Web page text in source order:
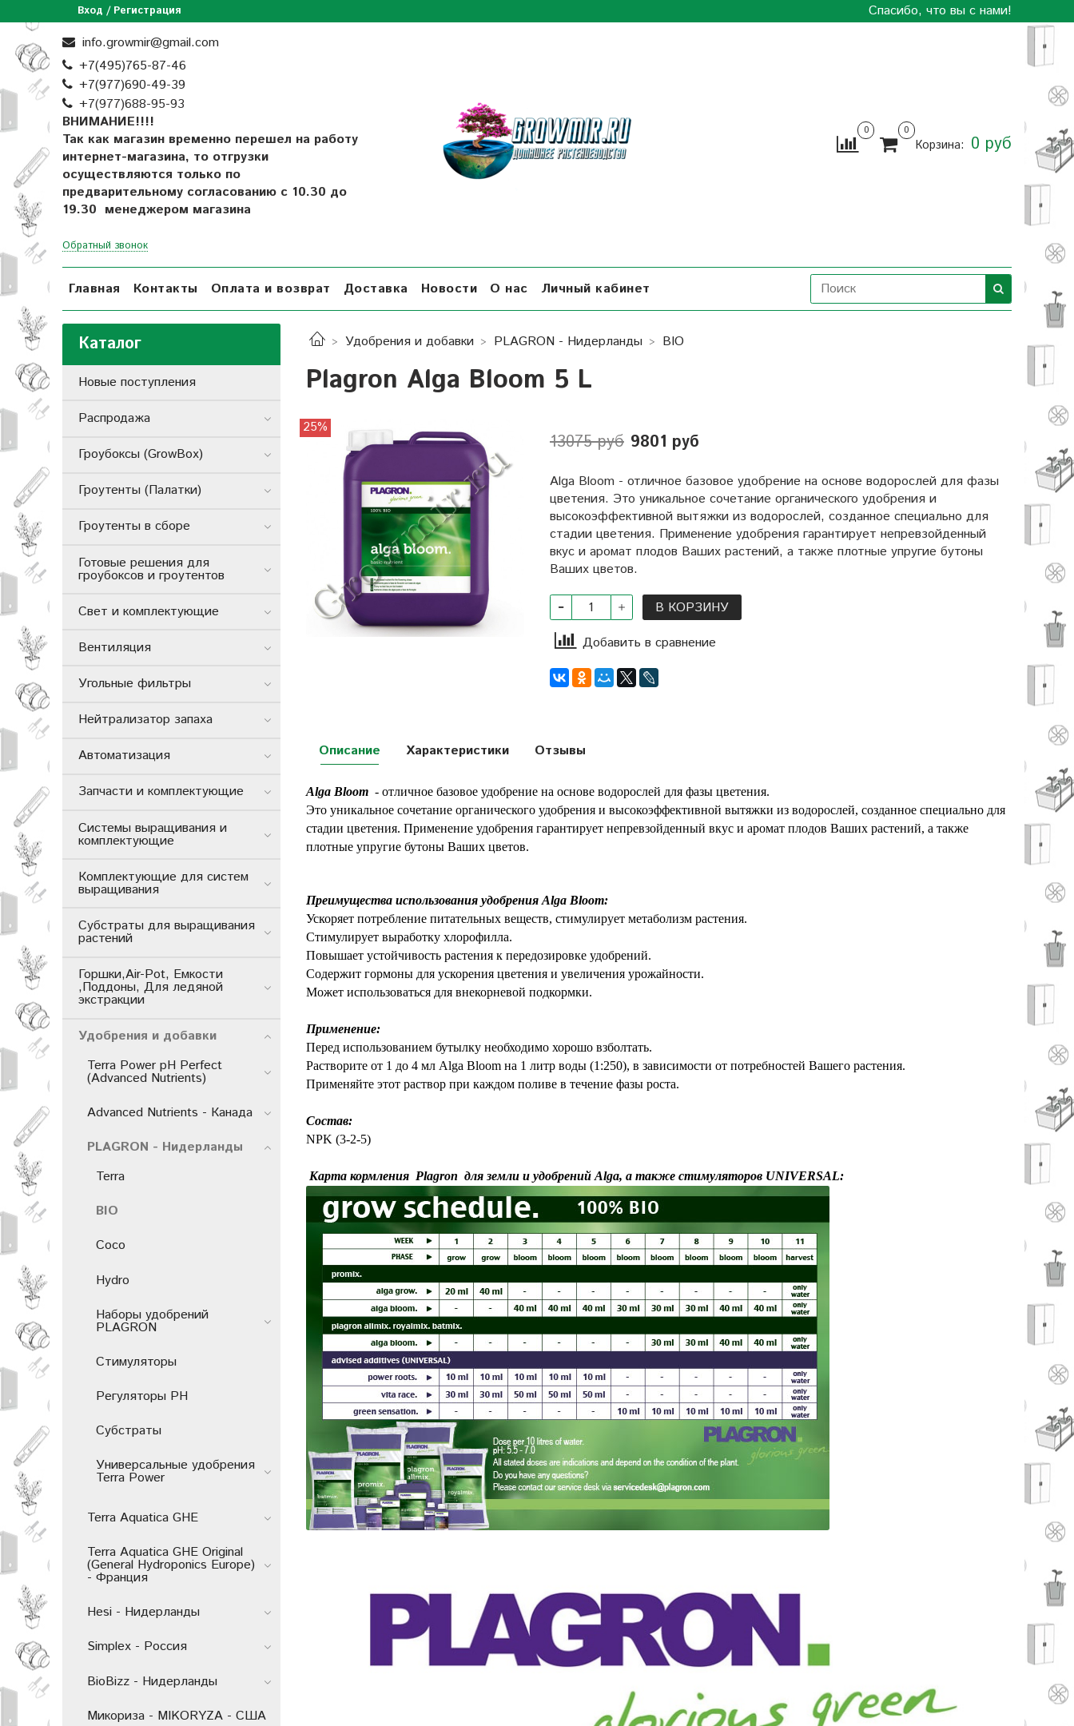
Вход / Регистрация
Спасибо, что вы с нами!
info.growmir@gmail.com
+7(495)765-87-46
+7(977)690-49-39
+7(977)688-95-93
ВНИМАНИЕ!!!!
Так как магазин временно перешел на работу
интернет-магазина, то отгрузки
осуществляются только по
предварительному согласованию с 10.30 до
19.30 менеджером магазина
Обратный звонок
0 0
Корзина: 0 руб
Главная Контакты Оплата и возврат Доставка Новости О нас Личный кабинет
Удобрения и добавки PLAGRON - Нидерланды BIO
Plagron Alga Bloom 5 L
25%
13075 руб 9801 руб
Alga Bloom - отличное базовое удобрение на основе водорослей для фазы
цветения. Это уникальное сочетание органического удобрения и
высокоэффективной вытяжки из водорослей, созданное специально для
стадии цветения. Применение удобрения гарантирует непревзойденный
вкус и аромат плодов Ваших растений, а также плотные упругие бутоны
Ваших цветов.
В КОРЗИНУ
Добавить в сравнение
Описание
Alga Bloom - отличное базовое удобрение на основе водорослей для фазы цветения.
Это уникальное сочетание органического удобрения и высокоэффективной вытяжки из водорослей, созданное специально для
стадии цветения. Применение удобрения гарантирует непревзойденный вкус и аромат плодов Ваших растений, а также
плотные упругие бутоны Ваших цветов.
Преимущества использования удобрения Alga Bloom:
Ускоряет потребление питательных веществ, стимулирует метаболизм растения.
Стимулирует выработку хлорофилла.
Повышает устойчивость растения к передозировке удобрений.
Содержит гормоны для ускорения цветения и увеличения урожайности.
Может использоваться для внекорневой подкормки.
Применение:
Перед использованием бутылку необходимо хорошо взболтать.
Растворите от 1 до 4 мл Alga Bloom на 1 литр воды (1:250), в зависимости от потребностей Вашего растения.
Применяйте этот раствор при каждом поливе в течение фазы роста.
Состав:
NPK (3-2-5)
Карта кормления Plagron для земли и удобрений Alga, а также стимуляторов UNIVERSAL:
Характеристики Отзывы
Каталог
Новые поступления
Распродажа
Гроубоксы (GrowBox)
Гроутенты (Палатки)
Гроутенты в сборе
Готовые решения для
гроубоксов и гроутентов
Свет и комплектующие
Вентиляция
Угольные фильтры
Нейтрализатор запаха
Автоматизация
Запчасти и комплектующие
Системы выращивания и
комплектующие
Комплектующие для систем
выращивания
Субстраты для выращивания
растений
Горшки,Air-Pot, Емкости
,Поддоны, Для ледяной
экстракции
Удобрения и добавки
Terra Power pH Perfect
(Advanced Nutrients)
Advanced Nutrients - Канада
PLAGRON - Нидерланды
Terra
BIO
Coco
Hydro
Наборы удобрений
PLAGRON
Стимуляторы
Регуляторы PH
Субстраты
Универсальные удобрения
Terra Power
Terra Aquatica GHE
Terra Aquatica GHE Original
(General Hydroponics Europe)
- Франция
Hesi - Нидерланды
Simplex - Россия
BioBizz - Нидерланды
Микориза - MIKORYZA - США